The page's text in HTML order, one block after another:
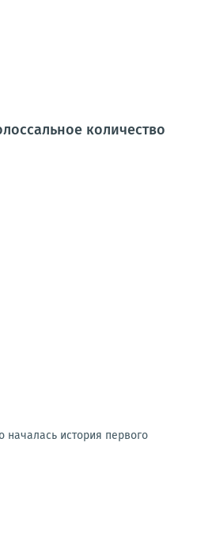
количество
началась история первого